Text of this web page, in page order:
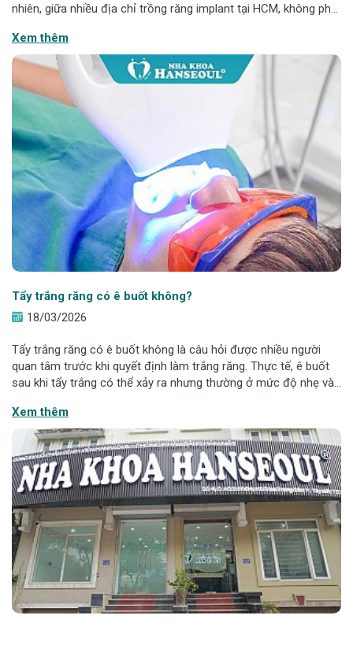
nhiên, giữa nhiều địa chỉ trồng răng implant tại HCM, không phải
Implant từ 6,9 triệu
Xem thêm
Tẩy trắng răng có ê buốt không?
18/03/2026
Tẩy trắng răng có ê buốt không là câu hỏi được nhiều người
quan tâm trước khi quyết định làm trắng răng. Thực tế, ê buốt
sau khi tẩy trắng có thể xảy ra nhưng thường ở mức độ nhẹ và
hạn chế nhạy cảm v
Xem thêm